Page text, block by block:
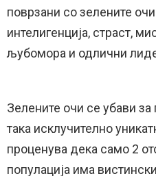
поврзани со зелените
интелигенција, страст,
љубомора и одлични
Зелените очи се убави
така исклучително
проценува дека само 2
популација има